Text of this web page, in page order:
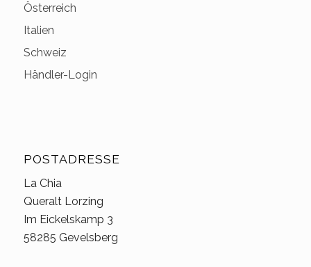
Österreich
Italien
Schweiz
Händler-Login
POSTADRESSE
La Chia
Queralt Lorzing
Im Eickelskamp 3
58285 Gevelsberg